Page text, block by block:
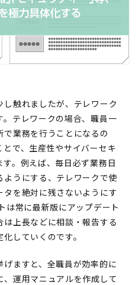
触れましたが、テレワーク
テレワークの場合、職員一
業務を行うことになるの
で、生産性やサイバーセキ
。例えば、毎日必ず業務日
うにする、テレワークで使
を絶対に残さないようにす
は常に最新版にアップデート
上長などに相談・報告する
していくのです。
ますと、全職員が効率的に
運用マニュアルを作成して